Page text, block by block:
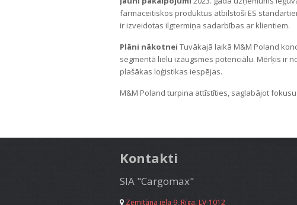
farmaceitiskos produktus atbilstoši ES
ir izveidotas ilgtermiņa sadarbības ar klientiem.
Plāni nākotnei Tuvākajā laikā M&M Poland
segmentā lielu izaugsmes potenciālu. Mērķis ir
plašākas loģistikas iespējas.
M&M Poland turpina attīstīties, saglabājot
Kontakti
SIA "Cargomax"
Zemitāna iela 9, Rīga, LV-1012